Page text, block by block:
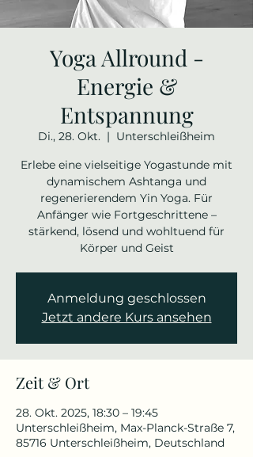
Yoga Allround -
Energie &
Entspannung
Di., 28. Okt.
  |
Unterschleißheim
Erlebe eine vielseitige Yogastunde mit
dynamischem Ashtanga und
regenerierendem Yin Yoga. Für
Anfänger wie Fortgeschrittene –
stärkend, lösend und wohltuend für
Körper und Geist
Anmeldung geschlossen
Jetzt andere Kurs ansehen
Zeit & Ort
28. Okt. 2025, 18:30 – 19:45
Unterschleißheim, Max-Planck-Straße 7,
85716 Unterschleißheim, Deutschland